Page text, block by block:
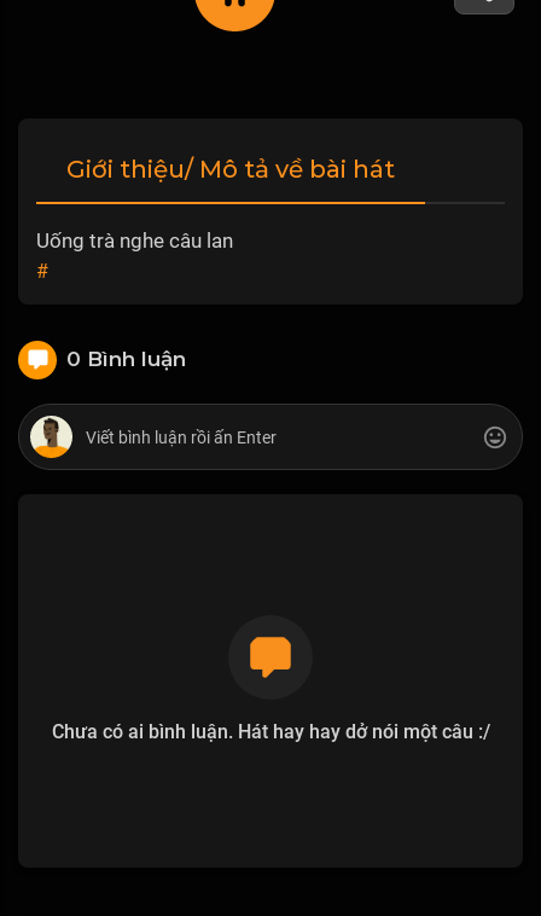
Giới thiệu/ Mô tả về bài hát
Uống trà nghe câu lan
#
0 Bình luận
Chưa có ai bình luận. Hát hay hay dở nói một câu :/